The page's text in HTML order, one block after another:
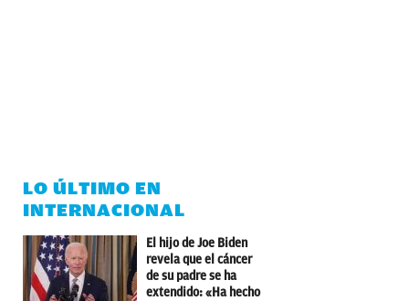
LO ÚLTIMO EN
INTERNACIONAL
El hijo de Joe Biden
revela que el cáncer
de su padre se ha
extendido: «Ha hecho